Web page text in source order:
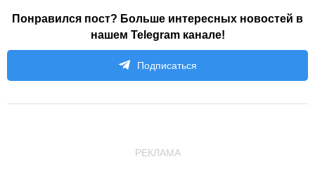
Понравился пост? Больше интересных новостей в
нашем Telegram канале!
Подписаться
РЕКЛАМА